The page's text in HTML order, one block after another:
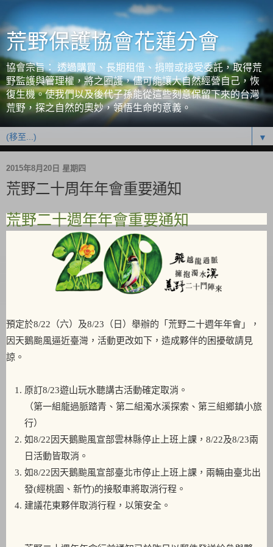
荒野保護協會花蓮分會
協會宗旨： 透過購買、長期租借、捐贈或接受委託，取得荒
野監護與管理權，將之圈護，儘可能讓大自然經營自己，恢
復生機。使我們以及後代子孫能從這些刻意保留下來的台灣
荒野，探之自然的奧妙，領悟生命的意義。
▼
2015年8月20日 星期四
荒野二十周年年會重要通知
荒野二十週年年會重要通知
預定於8/22（六）及8/23（日）舉辦的「荒野二十週年年會」，
因天鵝颱風逼近臺灣，活動更改如下，造成夥伴的困擾敬請見
諒。
原訂8/23遊山玩水聽講古活動確定取消。
（第一組龍過脈踏青、第二組濁水溪探索、第三組鄉鎮小旅
行）
如8/22因天鵝颱風宣部雲林縣停止上班上課，8/22及8/23兩
日活動皆取消。
如8/22因天鵝颱風宣部臺北市停止上班上課，兩輛由臺北出
發(經桃園、新竹)的接駁車將取消行程。
建議花東夥伴取消行程，以策安全。